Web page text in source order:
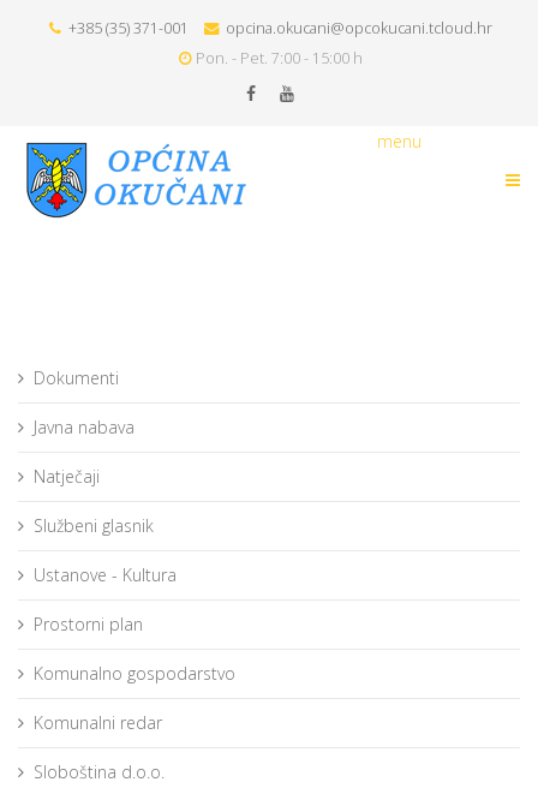
+385 (35) 371-001
opcina.okucani@opcokucani.tcloud.hr
Pon. - Pet. 7:00 - 15:00 h
menu
Dokumenti
Javna nabava
Natječaji
Službeni glasnik
Ustanove - Kultura
Prostorni plan
Komunalno gospodarstvo
Komunalni redar
Sloboština d.o.o.